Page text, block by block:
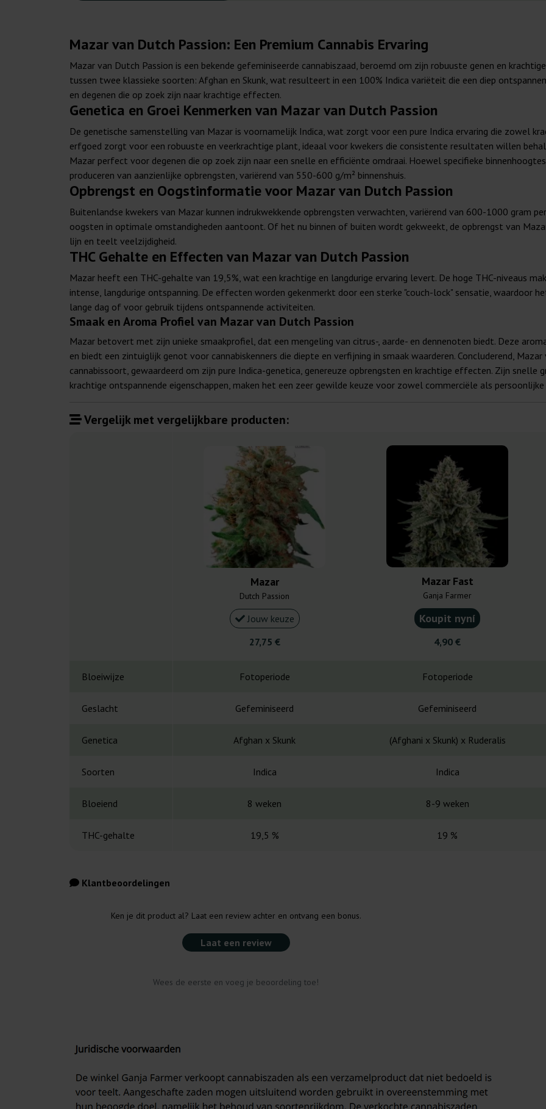
Mazar van Dutch Passion: Een Premium Cannabis Ervaring
Mazar van Dutch Passion is een bekende gefeminiseerde cannabiszaad, beroemd om zijn robuuste genen en
tussen twee klassieke soorten: Afghan en Skunk, wat resulteert in een 100% Indica variëteit die een diep
en degenen die op zoek zijn naar krachtige effecten.
Genetica en Groei Kenmerken van Mazar van Dutch Passion
De genetische samenstelling van Mazar is voornamelijk Indica, wat zorgt voor een pure Indica ervaring die zowel
erfgoed zorgt voor een robuuste en veerkrachtige plant, ideaal voor kwekers die consistente resultaten willen
Mazar perfect voor degenen die op zoek zijn naar een snelle en efficiënte omdraai. Hoewel specifieke
produceren van aanzienlijke opbrengsten, variërend van 550-600 g/m² binnenshuis.
Opbrengst en Oogstinformatie voor Mazar van Dutch Passion
Buitenlandse kwekers van Mazar kunnen indrukwekkende opbrengsten verwachten, variërend van 600-1000 gram
oogsten in optimale omstandigheden aantoont. Of het nu binnen of buiten wordt gekweekt, de opbrengst van
lijn en teelt veelzijdigheid.
THC Gehalte en Effecten van Mazar van Dutch Passion
Mazar heeft een THC-gehalte van 19,5%, wat een krachtige en langdurige ervaring levert. De hoge THC-niveaus
intense, langdurige ontspanning. De effecten worden gekenmerkt door een sterke "couch-lock" sensatie, waardoor
lange dag of voor gebruik tijdens ontspannende activiteiten.
Smaak en Aroma Profiel van Mazar van Dutch Passion
Mazar betovert met zijn unieke smaakprofiel, dat een mengeling van citrus-, aarde- en dennenoten biedt. Deze
en biedt een zintuiglijk genot voor cannabiskenners die diepte en verfijning in smaak waarderen. Concluderend,
cannabissoort, gewaardeerd om zijn pure Indica-genetica, genereuze opbrengsten en krachtige effecten. Zijn
krachtige ontspannende eigenschappen, maken het een zeer gewilde keuze voor zowel commerciële als
Vergelijk met vergelijkbare producten:
Mazar
Dutch Passion
Jouw keuze
27,75 €
Mazar Fast
Ganja Farmer
Koupit nyní
4,90 €
Bloeiwijze Fotoperiode Fotoperiode
Geslacht Gefeminiseerd Gefeminiseerd
Genetica Afghan x Skunk (Afghani x Skunk) x Ruderalis
Soorten Indica Indica
Bloeiend 8 weken 8-9 weken
THC-gehalte 19,5 % 19 %
Klantbeoordelingen
Ken je dit product al? Laat een review achter en ontvang een bonus.
Laat een review
Wees de eerste en voeg je beoordeling toe!